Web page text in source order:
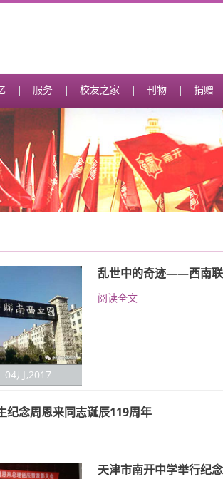
服务 校友之家 刊物 捐赠
04月,2017
乱世中的奇迹——西南
阅读全文
纪念周恩来同志诞辰119周年
天津市南开中学举行纪